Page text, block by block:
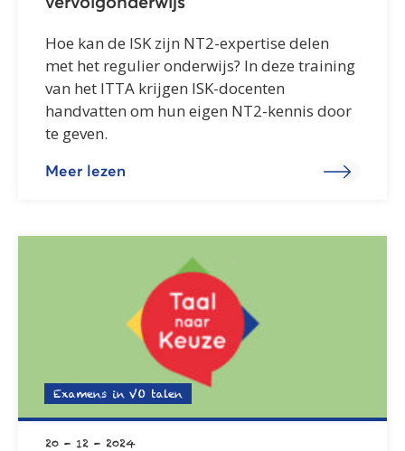
Hoe kan de ISK zijn NT2-expertise delen
met het regulier onderwijs? In deze training
van het ITTA krijgen ISK-docenten
handvatten om hun eigen NT2-kennis door
te geven.
Meer lezen
Examens in VO talen
20 - 12 - 2024